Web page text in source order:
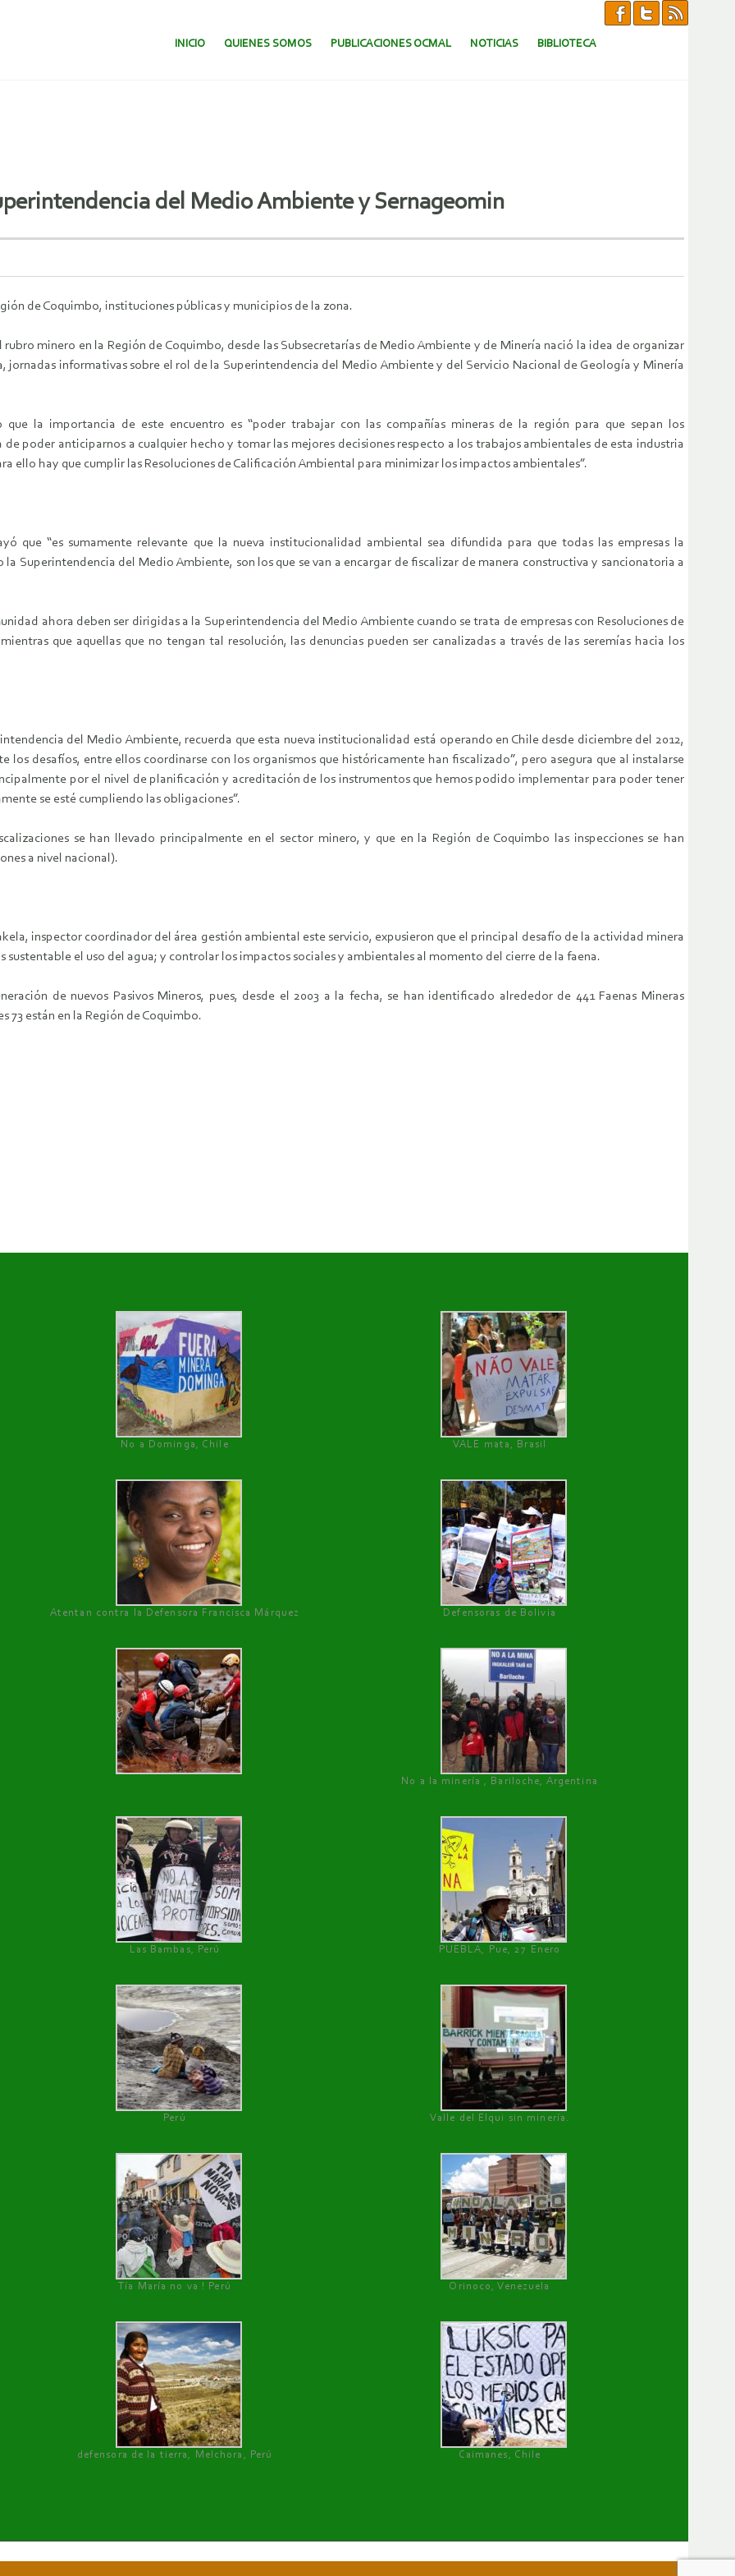
SALTAR AL CONTENIDO.
INICIO QUIENES SOMOS PUBLICACIONES OCMAL NOTICIAS BIBLIOTECA
del Medio Ambiente y Sernageomin
de Coquimbo, instituciones públicas y municipios de la zona.
minero en la Región de Coquimbo, desde las Subsecretarías de Medio Ambiente y de Minería nació la idea de organizar
jornadas informativas sobre el rol de la Superintendencia del Medio Ambiente y del Servicio Nacional de Geología y Minería
que la importancia de este encuentro es “poder trabajar con las compañías mineras de la región para que sepan los
de poder anticiparnos a cualquier hecho y tomar las mejores decisiones respecto a los trabajos ambientales de esta industria
ello hay que cumplir las Resoluciones de Calificación Ambiental para minimizar los impactos ambientales”.
que “es sumamente relevante que la nueva institucionalidad ambiental sea difundida para que todas las empresas la
Superintendencia del Medio Ambiente, son los que se van a encargar de fiscalizar de manera constructiva y sancionatoria a
ahora deben ser dirigidas a la Superintendencia del Medio Ambiente cuando se trata de empresas con Resoluciones de
que aquellas que no tengan tal resolución, las denuncias pueden ser canalizadas a través de las seremías hacia los
del Medio Ambiente, recuerda que esta nueva institucionalidad está operando en Chile desde diciembre del 2012,
los desafíos, entre ellos coordinarse con los organismos que históricamente han fiscalizado”, pero asegura que al instalarse
por el nivel de planificación y acreditación de los instrumentos que hemos podido implementar para poder tener
se esté cumpliendo las obligaciones”.
se han llevado principalmente en el sector minero, y que en la Región de Coquimbo las inspecciones se han
a nivel nacional).
inspector coordinador del área gestión ambiental este servicio, expusieron que el principal desafío de la actividad minera
el uso del agua; y controlar los impactos sociales y ambientales al momento del cierre de la faena.
de nuevos Pasivos Mineros, pues, desde el 2003 a la fecha, se han identificado alrededor de 441 Faenas Mineras
73 están en la Región de Coquimbo.
No a Dominga, Chile
VALE mata, Brasil
Atentan contra la Defensora Francisca Márquez Defensoras de Bolivia
No a la minería , Bariloche, Argentina
Las Bambas, Perú PUEBLA, Pue, 27 Enero
Perú Valle del Elqui sin minería.
Tía María no va ! Perú Orinoco, Venezuela
defensora de la tierra, Melchora, Perú Caimanes, Chile